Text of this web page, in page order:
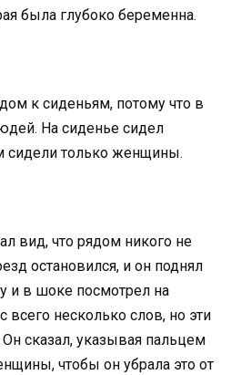
была глубоко беременна.
к сиденьям, потому что в
На сиденье сидел
сидели только женщины.
вид, что рядом никого не
остановился, и он поднял
и в шоке посмотрел на
несколько слов, но эти
сказал, указывая пальцем
чтобы он убрала это от